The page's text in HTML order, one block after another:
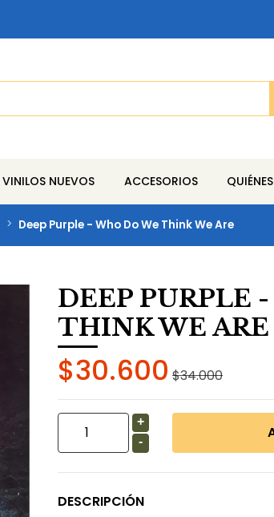
VINILOS NUEVOS ACCESORIOS
Deep Purple - Who Do We Think We Are
DEEP PURPLE
THINK WE ARE
$30.600 $34.000
+
-
DESCRIPCIÓN